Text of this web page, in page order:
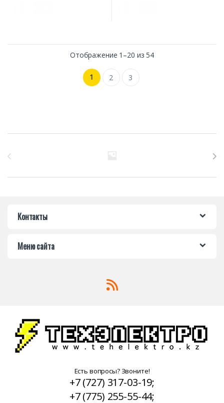
Отображение 1–20 из 54
1 2 3
Контакты
Меню сайта
Есть вопросы? Звоните!
+7 (727) 317-03-19;
+7 (775) 255-55-44;